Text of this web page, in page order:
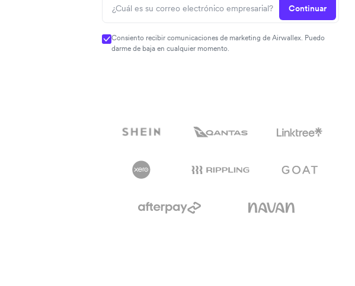
Continuar
Consiento recibir comunicaciones de marketing de Airwallex. Puedo
darme de baja en cualquier momento.